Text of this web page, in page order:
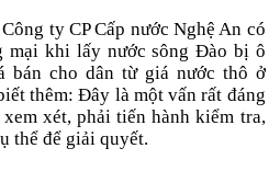
ty CP Cấp nước Nghệ An có
mại khi lấy nước sông Đào bị ô
bán cho dân từ giá nước thô ở
thêm: Đây là một vấn rất đáng
xét, phải tiến hành kiểm tra,
thể để giải quyết.